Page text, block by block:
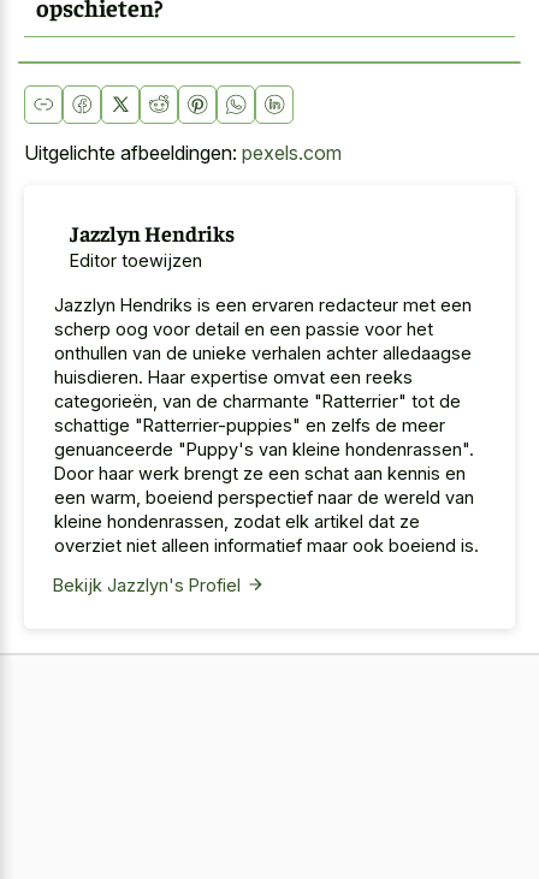
opschieten?
Uitgelichte afbeeldingen: pexels.com
Jazzlyn Hendriks
Editor toewijzen
Jazzlyn Hendriks is een ervaren redacteur met een
scherp oog voor detail en een passie voor het
onthullen van de unieke verhalen achter alledaagse
huisdieren. Haar expertise omvat een reeks
categorieën, van de charmante "Ratterrier" tot de
schattige "Ratterrier-puppies" en zelfs de meer
genuanceerde "Puppy's van kleine hondenrassen".
Door haar werk brengt ze een schat aan kennis en
een warm, boeiend perspectief naar de wereld van
kleine hondenrassen, zodat elk artikel dat ze
overziet niet alleen informatief maar ook boeiend is.
Bekijk Jazzlyn's Profiel